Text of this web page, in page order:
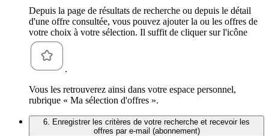
Depuis la page de résultats de recherche ou depuis le détail
d'une offre consultée, vous pouvez ajouter la ou les offres de
votre choix à votre sélection. Il suffit de cliquer sur l'icône
.
Vous les retrouverez ainsi dans votre espace personnel,
rubrique « Ma sélection d'offres ».
6. Enregistrer les critères de votre recherche et recevoir les
offres par e-mail (abonnement)